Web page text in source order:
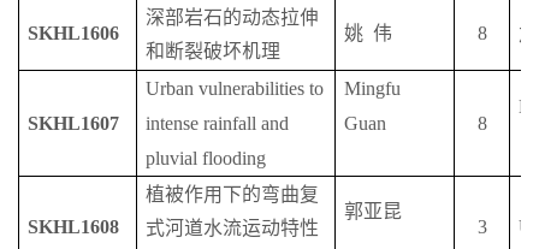
SKHL1606
深部岩石的动态拉伸
和断裂破坏机理
姚 伟 8
SKHL1607
Urban vulnerabilities to
intense rainfall and
pluvial flooding
Mingfu
Guan
8
SKHL1608
植被作用下的弯曲复
式河道水流运动特性
郭亚昆
3